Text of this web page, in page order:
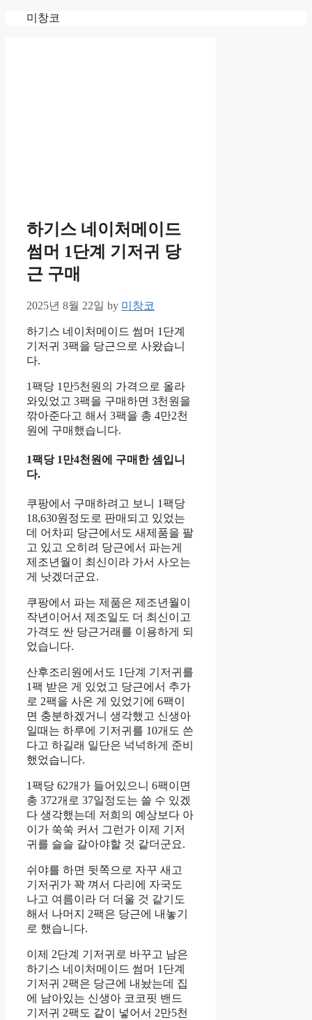
미창코
하기스 네이처메이드
썸머 1단계 기저귀 당
근 구매
2025년 8월 22일 by 미창코
하기스 네이처메이드 썸머 1단계
기저귀 3팩을 당근으로 사왔습니
다.
1팩당 1만5천원의 가격으로 올라
와있었고 3팩을 구매하면 3천원을
깎아준다고 해서 3팩을 총 4만2천
원에 구매했습니다.
1팩당 1만4천원에 구매한 셈입니
다.
쿠팡에서 구매하려고 보니 1팩당
18,630원정도로 판매되고 있었는
데 어차피 당근에서도 새제품을 팔
고 있고 오히려 당근에서 파는게
제조년월이 최신이라 가서 사오는
게 낫겠더군요.
쿠팡에서 파는 제품은 제조년월이
작년이어서 제조일도 더 최신이고
가격도 싼 당근거래를 이용하게 되
었습니다.
산후조리원에서도 1단계 기저귀를
1팩 받은 게 있었고 당근에서 추가
로 2팩을 사온 게 있었기에 6팩이
면 충분하겠거니 생각했고 신생아
일때는 하루에 기저귀를 10개도 쓴
다고 하길래 일단은 넉넉하게 준비
했었습니다.
1팩당 62개가 들어있으니 6팩이면
총 372개로 37일정도는 쓸 수 있겠
다 생각했는데 저희의 예상보다 아
이가 쑥쑥 커서 그런가 이제 기저
귀를 슬슬 갈아야할 것 같더군요.
쉬야를 하면 뒷쪽으로 자꾸 새고
기저귀가 꽉 껴서 다리에 자국도
나고 여름이라 더 더울 것 같기도
해서 나머지 2팩은 당근에 내놓기
로 했습니다.
이제 2단계 기저귀로 바꾸고 남은
하기스 네이처메이드 썸머 1단계
기저귀 2팩은 당근에 내놨는데 집
에 남아있는 신생아 코코핏 밴드
기저귀 2팩도 같이 넣어서 2만5천